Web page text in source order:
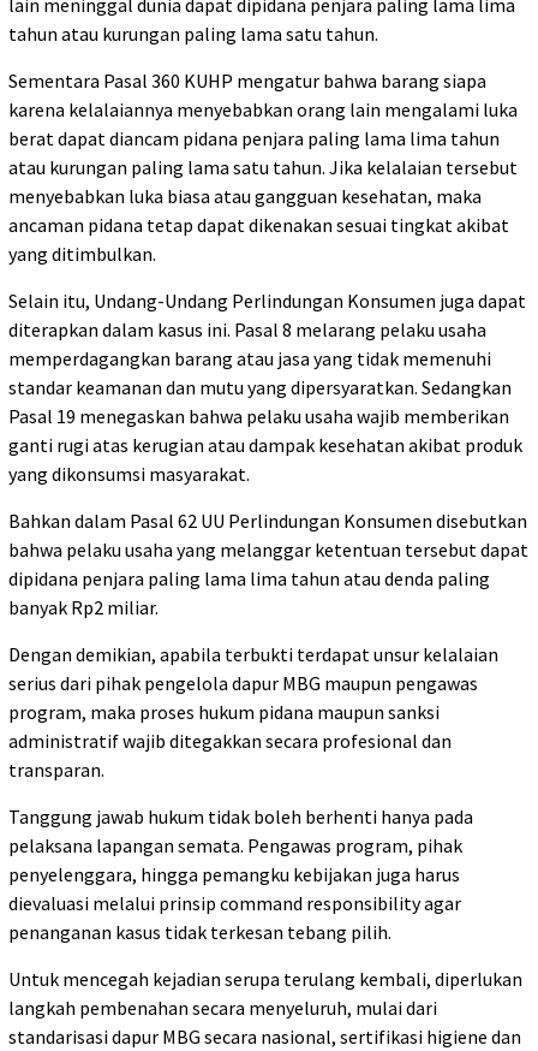
lain meninggal dunia dapat dipidana penjara paling lama lima
tahun atau kurungan paling lama satu tahun.
Sementara Pasal 360 KUHP mengatur bahwa barang siapa
karena kelalaiannya menyebabkan orang lain mengalami luka
berat dapat diancam pidana penjara paling lama lima tahun
atau kurungan paling lama satu tahun. Jika kelalaian tersebut
menyebabkan luka biasa atau gangguan kesehatan, maka
ancaman pidana tetap dapat dikenakan sesuai tingkat akibat
yang ditimbulkan.
Selain itu, Undang-Undang Perlindungan Konsumen juga dapat
diterapkan dalam kasus ini. Pasal 8 melarang pelaku usaha
memperdagangkan barang atau jasa yang tidak memenuhi
standar keamanan dan mutu yang dipersyaratkan. Sedangkan
Pasal 19 menegaskan bahwa pelaku usaha wajib memberikan
ganti rugi atas kerugian atau dampak kesehatan akibat produk
yang dikonsumsi masyarakat.
Bahkan dalam Pasal 62 UU Perlindungan Konsumen disebutkan
bahwa pelaku usaha yang melanggar ketentuan tersebut dapat
dipidana penjara paling lama lima tahun atau denda paling
banyak Rp2 miliar.
Dengan demikian, apabila terbukti terdapat unsur kelalaian
serius dari pihak pengelola dapur MBG maupun pengawas
program, maka proses hukum pidana maupun sanksi
administratif wajib ditegakkan secara profesional dan
transparan.
Tanggung jawab hukum tidak boleh berhenti hanya pada
pelaksana lapangan semata. Pengawas program, pihak
penyelenggara, hingga pemangku kebijakan juga harus
dievaluasi melalui prinsip command responsibility agar
penanganan kasus tidak terkesan tebang pilih.
Untuk mencegah kejadian serupa terulang kembali, diperlukan
langkah pembenahan secara menyeluruh, mulai dari
standarisasi dapur MBG secara nasional, sertifikasi higiene dan